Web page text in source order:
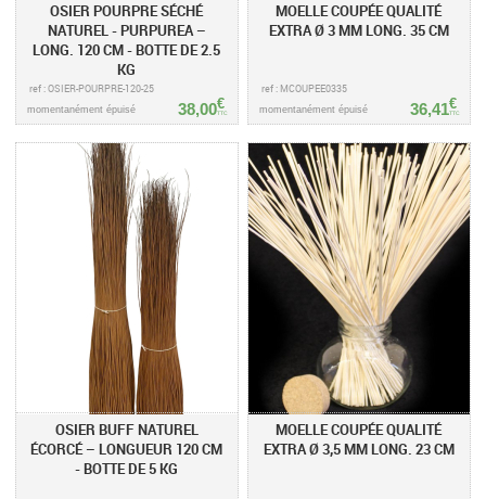
OSIER POURPRE SÉCHÉ
NATUREL - PURPUREA –
LONG. 120 CM - BOTTE DE 2.5
KG
ref : OSIER-POURPRE-120-25
38,00€
TTC
momentanément épuisé
MOELLE COUPÉE QUALITÉ
EXTRA Ø 3 MM LONG. 35 CM
ref : MCOUPEE0335
36,41€
TTC
momentanément épuisé
OSIER BUFF NATUREL
ÉCORCÉ – LONGUEUR 120 CM
- BOTTE DE 5 KG
MOELLE COUPÉE QUALITÉ
EXTRA Ø 3,5 MM LONG. 23 CM